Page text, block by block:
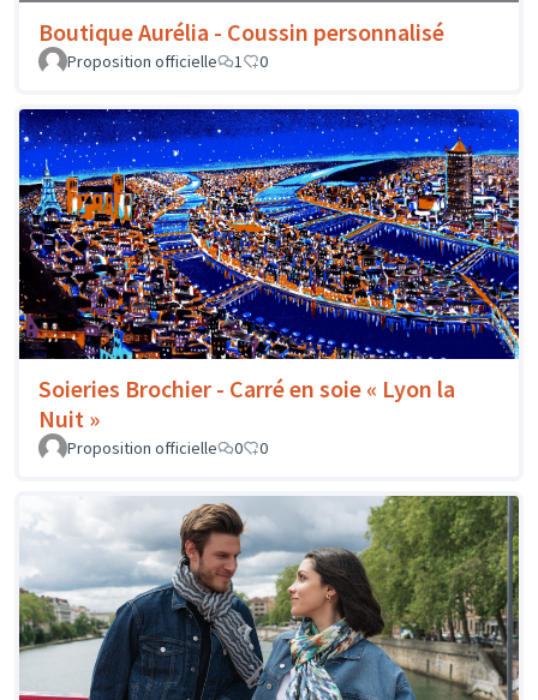
Boutique Aurélia - Coussin personnalisé
Proposition officielle 1 0
Soieries Brochier - Carré en soie « Lyon la
Nuit »
Proposition officielle 0 0